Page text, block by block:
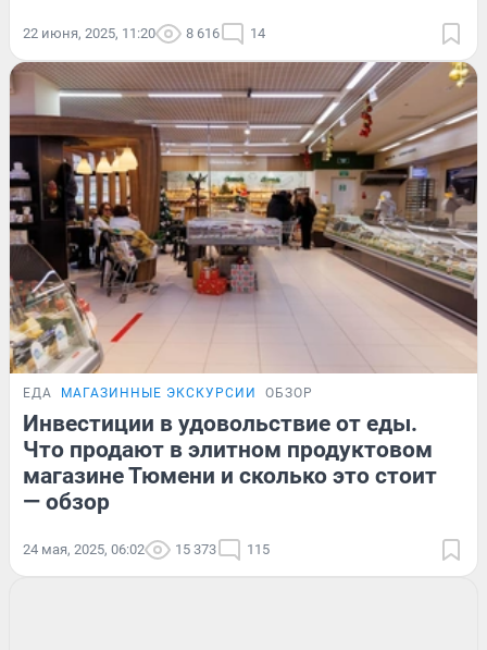
22 июня, 2025, 11:20 8 616 14
ЕДА МАГАЗИННЫЕ ЭКСКУРСИИ ОБЗОР
Инвестиции в удовольствие от еды.
Что продают в элитном продуктовом
магазине Тюмени и сколько это стоит
— обзор
24 мая, 2025, 06:02 15 373 115